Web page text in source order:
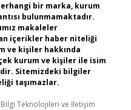
bir marka, kurum
bulunmamaktadır.
makaleler
içerikler haber niteliği
ve kişiler hakkında
kurum ve kişiler ile isim
Sitemizdeki bilgiler
taşımazlar.
Bilgi Teknolojileri ve İletişim